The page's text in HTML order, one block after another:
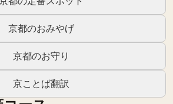
京都のおみやげ
京都のお守り
京ことば翻訳